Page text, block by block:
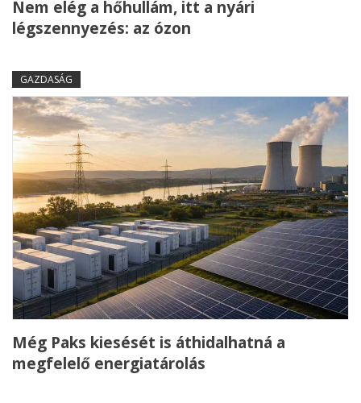
Nem elég a hőhullám, itt a nyári
légszennyezés: az ózon
GAZDASÁG
Még Paks kiesését is áthidalhatná a
megfelelő energiatárolás